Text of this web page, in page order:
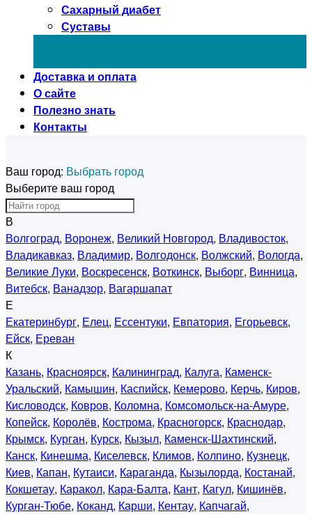
Сахарный диабет
Суставы
Доставка и оплата
О сайте
Полезно знать
Контакты
Ваш город: Выбрать город
Выберите ваш город
В
Волгоград, Воронеж, Великий Новгород, Владивосток,
Владикавказ, Владимир, Волгодонск, Волжский, Вологда,
Великие Луки, Воскресенск, Воткинск, Выборг, Винница,
Витебск, Ванадзор, Вагаршапат
Е
Екатеринбург, Елец, Ессентуки, Евпатория, Егорьевск,
Ейск, Ереван
К
Казань, Красноярск, Калининград, Калуга, Каменск-
Уральский, Камышин, Каспийск, Кемерово, Керчь, Киров,
Кисловодск, Ковров, Коломна, Комсомольск-на-Амуре,
Копейск, Королёв, Кострома, Красногорск, Краснодар,
Крымск, Курган, Курск, Кызыл, Каменск-Шахтинский,
Канск, Кинешма, Киселевск, Климов, Колпино, Кузнецк,
Киев, Капан, Кутаиси, Караганда, Кызылорда, Костанай,
Кокшетау, Каракол, Кара-Балта, Кант, Кагул, Кишинёв,
Курган-Тюбе, Коканд, Карши, Кентау, Капчагай,